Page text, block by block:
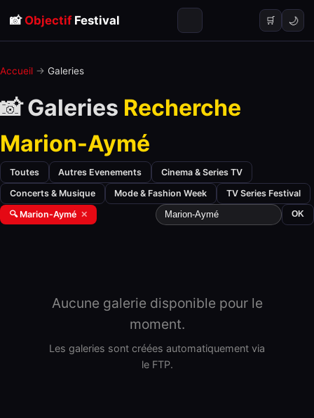
📸 ObjectifFestival 🛒 🌙
Accueil → Galeries
📸 Galeries Recherche
Marion-Aymé
Toutes Autres Evenements Cinema & Series TV
Concerts & Musique Mode & Fashion Week TV Series Festival
🔍 Marion-Aymé ✕ OK
Aucune galerie disponible pour le
moment.
Les galeries sont créées automatiquement via
le FTP.